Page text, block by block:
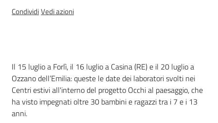
CondividiVedi azioni
Introduzione
Il 15 luglio a Forlì, il 16 luglio a Casina (RE) e il 20 luglio a
Ozzano dell’Emilia: queste le date dei laboratori svolti nei
Centri estivi all'interno del progetto Occhi al paesaggio, che
ha visto impegnati oltre 30 bambini e ragazzi tra i 7 e i 13
anni.